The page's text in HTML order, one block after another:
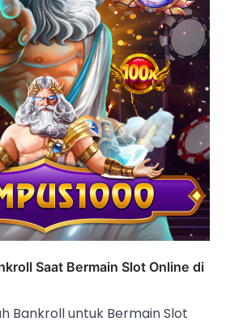
Saat Bermain Slot Online di
Bankroll untuk Bermain Slot